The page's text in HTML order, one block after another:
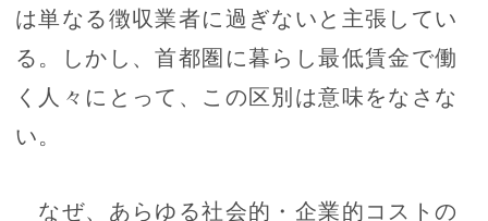
は単なる徴収業者に過ぎないと主張してい
る。しかし、首都圏に暮らし最低賃金で働
く人々にとって、この区別は意味をなさな
い。
なぜ、あらゆる社会的・企業的コストの